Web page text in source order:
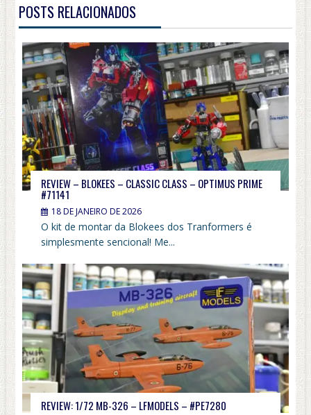
POSTS RELACIONADOS
REVIEW – BLOKEES – CLASSIC CLASS – OPTIMUS PRIME
#71141
18 DE JANEIRO DE 2026
O kit de montar da Blokees dos Tranformers é
simplesmente sencional! Me...
REVIEW: 1/72 MB-326 – LFMODELS – #PE7280